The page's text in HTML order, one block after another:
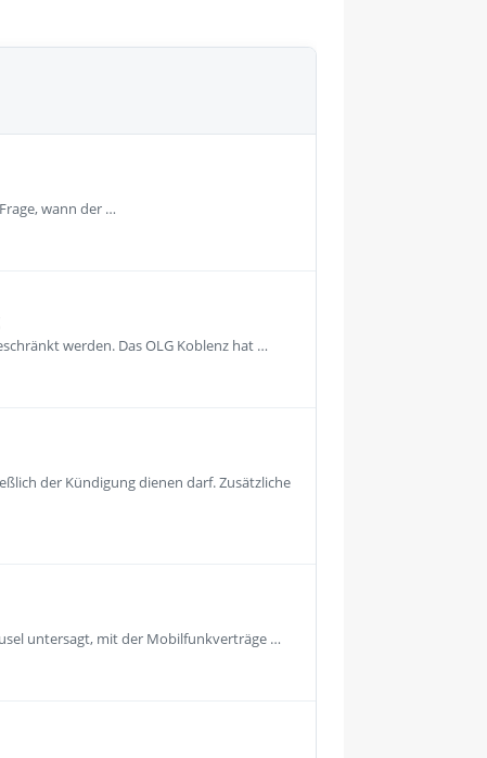
wann der …
werden. Das OLG Koblenz hat …
der Kündigung dienen darf. Zusätzliche
untersagt, mit der Mobilfunkverträge …